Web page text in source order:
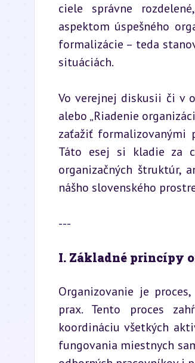
ciele správne
aspektom úspešného
formalizácie – teda
situáciách.
Vo verejnej diskusii či v
alebo „Riadenie
zaťažiť formalizovanými
Táto esej si kladie za
organizačných štruktúr,
nášho slovenského
---
I. Základné princípy
Organizovanie je
prax. Tento proces
koordináciu všetkých
fungovania miestnych